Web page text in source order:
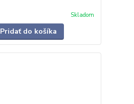
Skladom
Pridať do košíka